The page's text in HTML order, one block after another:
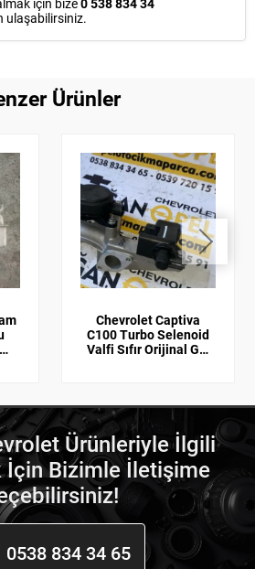
için bize0 538 834 34
ulaşabilirsiniz.
Ürünler
Chevrolet Captiva
C100 Turbo Selenoid
Valfi Sıfır Orijinal GM
Ürünleriyle İlgili
İçin Bizimle İletişime
0538 834 34 65